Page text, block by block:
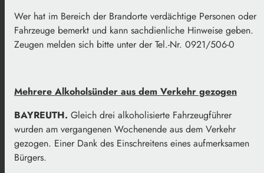
Wer hat im Bereich der Brandorte verdächtige Personen oder
Fahrzeuge bemerkt und kann sachdienliche Hinweise geben.
Zeugen melden sich bitte unter der Tel.-Nr. 0921/506-0
Mehrere Alkoholsünder aus dem Verkehr gezogen
BAYREUTH. Gleich drei alkoholisierte Fahrzeugführer
wurden am vergangenen Wochenende aus dem Verkehr
gezogen. Einer Dank des Einschreitens eines aufmerksamen
Bürgers.